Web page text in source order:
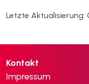
Letzte Aktualisierung:
Kontakt
Impressum